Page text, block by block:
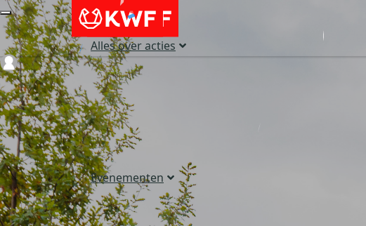
Alles over acties
Evenementen
Login